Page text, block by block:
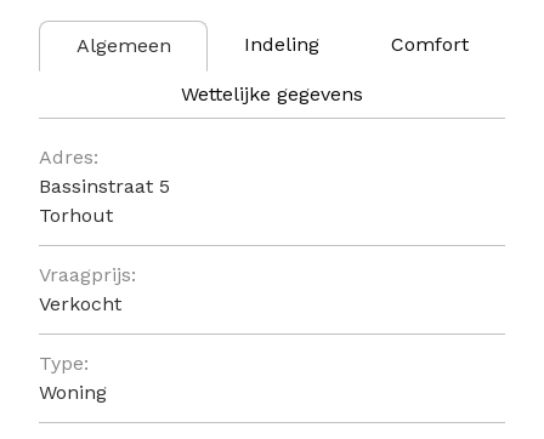
Algemeen Indeling Comfort
Wettelijke gegevens
Algemeen
Adres:
Bassinstraat 5
Torhout
Vraagprijs:
Verkocht
Type:
Woning